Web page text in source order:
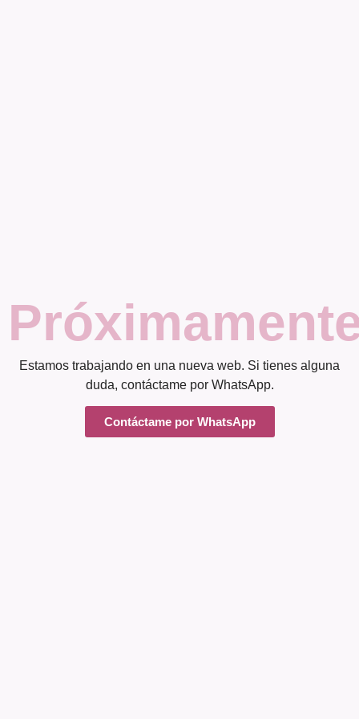
Estamos trabajando en una nueva web. Si tienes alguna
duda, contáctame por WhatsApp.
Contáctame por WhatsApp